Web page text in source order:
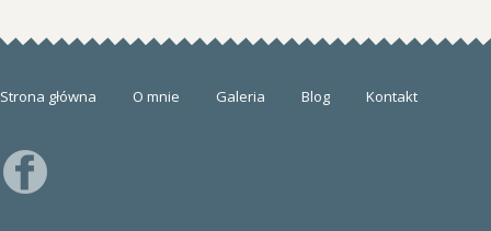
Strona główna O mnie Galeria Blog Kontakt